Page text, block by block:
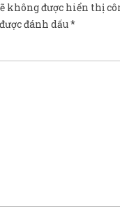
không được hiển thị
đánh dấu*